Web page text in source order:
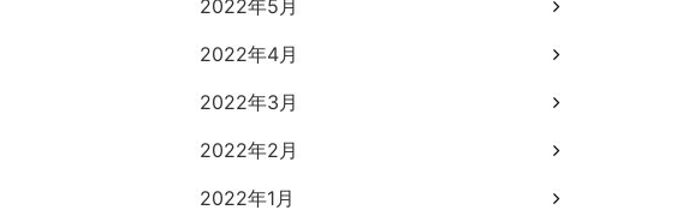
2022年5月
2022年4月
2022年3月
2022年2月
2022年1月